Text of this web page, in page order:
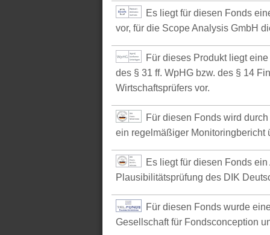
Es liegt für diesen Fonds
vor, für die Scope Analysis GmbH
Für dieses Produkt liegt
des § 31 ff. WpHG bzw. des § 14
Wirtschaftsprüfers vor.
Für diesen Fonds wird
ein regelmäßiger Monitoringbericht
Es liegt für diesen Fonds
Plausibilitätsprüfung des DIK
Für diesen Fonds wurde
Gesellschaft für Fondsconception